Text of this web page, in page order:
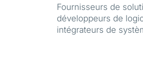
Fournisseurs de
développeurs de
intégrateurs de